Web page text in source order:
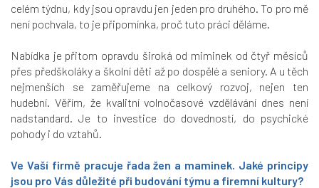
celém týdnu, kdy jsou opravdu jen jeden pro druhého. To pro mě
není pochvala, to je připomínka, proč tuto práci děláme.
Nabídka je přitom opravdu široká od miminek od čtyř měsíců
přes předškoláky a školní děti až po dospělé a seniory. A u těch
nejmenších se zaměřujeme na celkový rozvoj, nejen ten
hudební. Věřím, že kvalitní volnočasové vzdělávání dnes není
nadstandard. Je to investice do dovedností, do psychické
pohody i do vztahů.
Ve Vaší firmě pracuje řada žen a maminek. Jaké principy
jsou pro Vás důležité při budování týmu a firemní kultury?